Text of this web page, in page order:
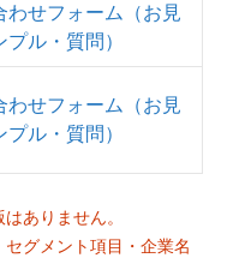
わせフォーム（お見
ル・質問）
わせフォーム（お見
ル・質問）
ありません。
グメント項目・企業名